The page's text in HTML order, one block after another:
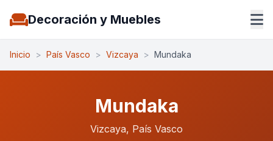
Decoración y Muebles
Inicio > País Vasco > Vizcaya > Mundaka
Mundaka
Vizcaya, País Vasco